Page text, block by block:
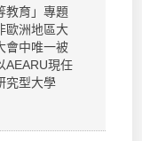
教育」專題
歐洲地區大
會中唯一被
AEARU現任
究型大學